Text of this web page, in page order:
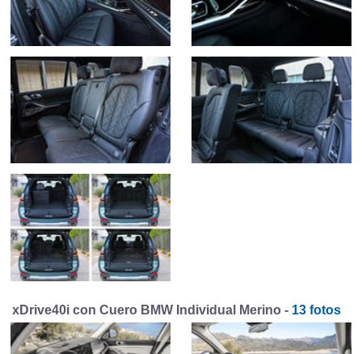
xDrive40i con Cuero BMW Individual Merino - 13 fotos